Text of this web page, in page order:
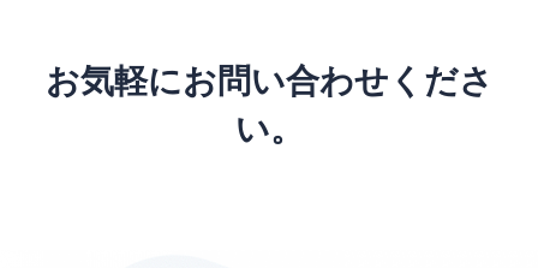
お気軽にお問い合わせくださ
い。